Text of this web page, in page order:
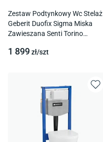
Zestaw Podtynkowy Wc Stelaż
Geberit Duofix Sigma Miska
Zawieszana Senti Torino
1 899zł/szt